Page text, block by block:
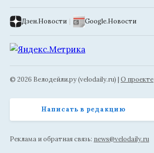
Дзен.Новости | Google.Новости
© 2026 Велодейли.ру (velodaily.ru) | О проекте
Написать в редакцию
Реклама и обратная связь: news@velodaily.ru